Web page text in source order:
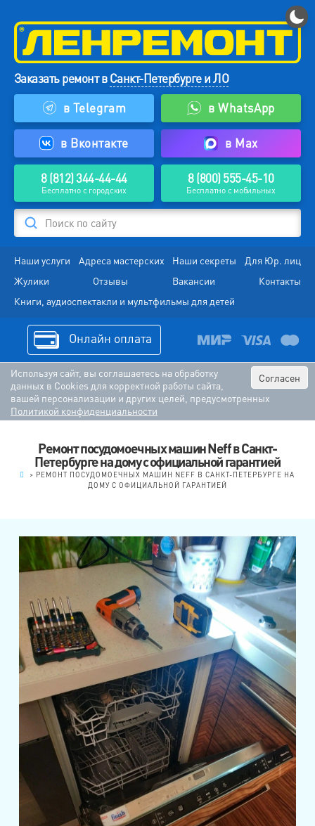
Заказать ремонт вСанкт-Петербурге и ЛО
в Telegram
в WhatsApp
в Вконтакте в Max
8 (812) 344-44-44
Бесплатно с городских
8 (800) 555-45-10
Бесплатно с мобильных
Поиск по сайту
Наши услуги Адреса мастерских Наши секреты
Для Юр. лиц
Жулики
Отзывы Вакансии
Контакты
Книги, аудиоспектакли и мультфильмы для детей
Онлайн оплата
Согласен
Используя сайт, вы соглашаетесь на обработку
данных в Cookies для корректной работы сайта,
вашей персонализации и других целей, предусмотренных
Политикой конфиденциальности
Ремонт посудомоечных машин Neff в Санкт-
Петербурге на дому с официальной гарантией
> РЕМОНТ ПОСУДОМОЕЧНЫХ МАШИН NEFF В САНКТ-ПЕТЕРБУРГЕ НА
ДОМУ С ОФИЦИАЛЬНОЙ ГАРАНТИЕЙ